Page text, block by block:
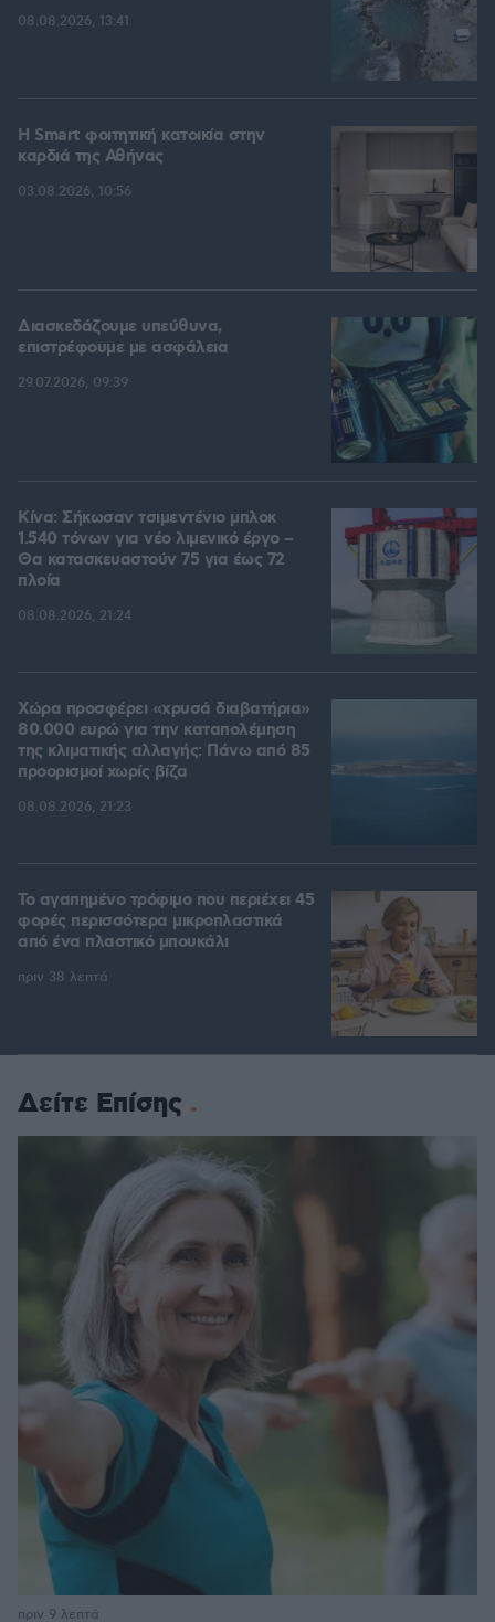
08.08.2026, 13:41
Η Smart φοιτητική κατοικία στην
καρδιά της Αθήνας
03.08.2026, 10:56
Διασκεδάζουμε υπεύθυνα,
επιστρέφουμε με ασφάλεια
29.07.2026, 09:39
Κίνα: Σήκωσαν τσιμεντένιο μπλοκ
1.540 τόνων για νέο λιμενικό έργο –
Θα κατασκευαστούν 75 για έως 72
πλοία
08.08.2026, 21:24
Χώρα προσφέρει «χρυσά διαβατήρια»
80.000 ευρώ για την καταπολέμηση
της κλιματικής αλλαγής: Πάνω από 85
προορισμοί χωρίς βίζα
08.08.2026, 21:23
Το αγαπημένο τρόφιμο που περιέχει 45
φορές περισσότερα μικροπλαστικά
από ένα πλαστικό μπουκάλι
πριν 38 λεπτά
Δείτε Επίσης
πριν 9 λεπτά